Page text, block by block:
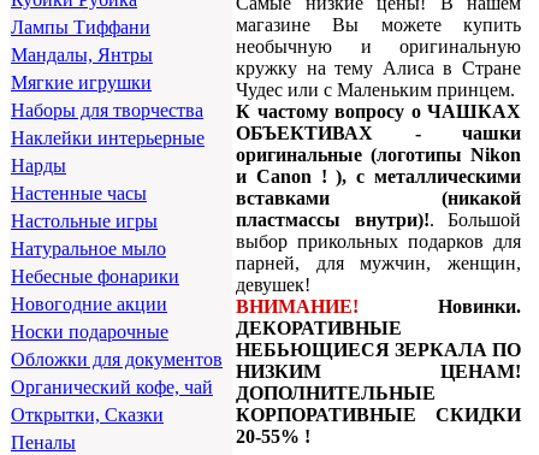
Лампы Тиффани
Мандалы, Янтры
Мягкие игрушки
Наборы для творчества
Наклейки интерьерные
Нарды
Настенные часы
Настольные игры
Натуральное мыло
Небесные фонарики
Новогодние акции
Носки подарочные
Обложки для документов
Органический кофе, чай
Открытки, Сказки
Пеналы
магазине Вы можете купить
необычную и оригинальную
кружку на тему Алиса в Стране
Чудес или с Маленьким принцем.
К частому вопросу о ЧАШКАХ
ОБЪЕКТИВАХ - чашки
оригинальные (логотипы Nikon
и Canon ! ), с металлическими
вставками (никакой
пластмассы внутри)!. Большой
выбор прикольных подарков для
парней, для мужчин, женщин,
девушек!
ВНИМАНИЕ! Новинки.
ДЕКОРАТИВНЫЕ
НЕБЬЮЩИЕСЯ ЗЕРКАЛА ПО
НИЗКИМ ЦЕНАМ!
ДОПОЛНИТЕЛЬНЫЕ
КОРПОРАТИВНЫЕ СКИДКИ
20-55% !